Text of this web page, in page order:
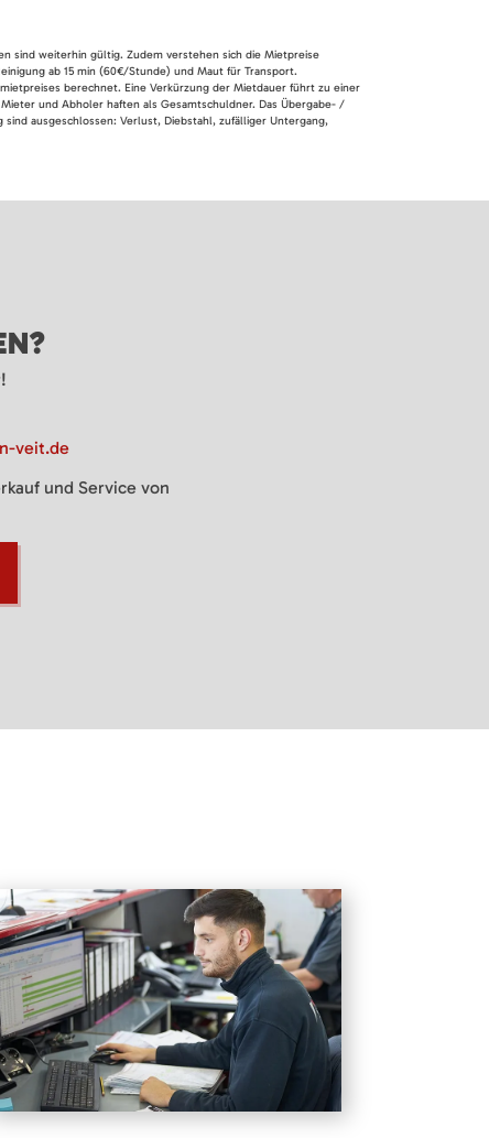
sind weiterhin gültig. Zudem verstehen sich die Mietpreise
ab 15 min (60€/Stunde) und Maut für Transport.
berechnet. Eine Verkürzung der Mietdauer führt zu einer
und Abholer haften als Gesamtschuldner. Das Übergabe- /
ausgeschlossen: Verlust, Diebstahl, zufälliger Untergang,
veit.de
und Service von